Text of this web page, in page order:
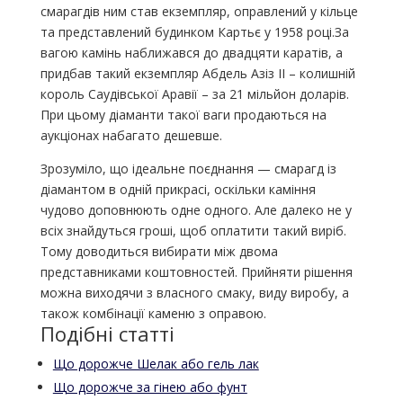
смарагдів ним став екземпляр, оправлений у кільце
та представлений будинком Картьє у 1958 році.За
вагою камінь наближався до двадцяти каратів, а
придбав такий екземпляр Абдель Азіз ІІ – колишній
король Саудівської Аравії – за 21 мільйон доларів.
При цьому діаманти такої ваги продаються на
аукціонах набагато дешевше.
Зрозуміло, що ідеальне поєднання — смарагд із
діамантом в одній прикрасі, оскільки каміння
чудово доповнюють одне одного. Але далеко не у
всіх знайдуться гроші, щоб оплатити такий виріб.
Тому доводиться вибирати між двома
представниками коштовностей. Прийняти рішення
можна виходячи з власного смаку, виду виробу, а
також комбінації каменю з оправою.
Подібні статті
Що дорожче Шелак або гель лак
Що дорожче за гінею або фунт